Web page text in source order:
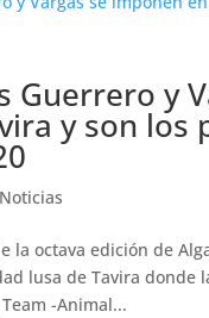
Guerrero y
y son los
Noticias
la octava edición de
lusa de Tavira donde
-Animal...